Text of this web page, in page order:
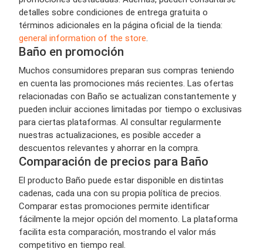
detalles sobre condiciones de entrega gratuita o
términos adicionales en la página oficial de la tienda:
general information of the store.
Baño en promoción
Muchos consumidores preparan sus compras teniendo
en cuenta las promociones más recientes. Las ofertas
relacionadas con Baño se actualizan constantemente y
pueden incluir acciones limitadas por tiempo o exclusivas
para ciertas plataformas. Al consultar regularmente
nuestras actualizaciones, es posible acceder a
descuentos relevantes y ahorrar en la compra.
Comparación de precios para Baño
El producto Baño puede estar disponible en distintas
cadenas, cada una con su propia política de precios.
Comparar estas promociones permite identificar
fácilmente la mejor opción del momento. La plataforma
facilita esta comparación, mostrando el valor más
competitivo en tiempo real.